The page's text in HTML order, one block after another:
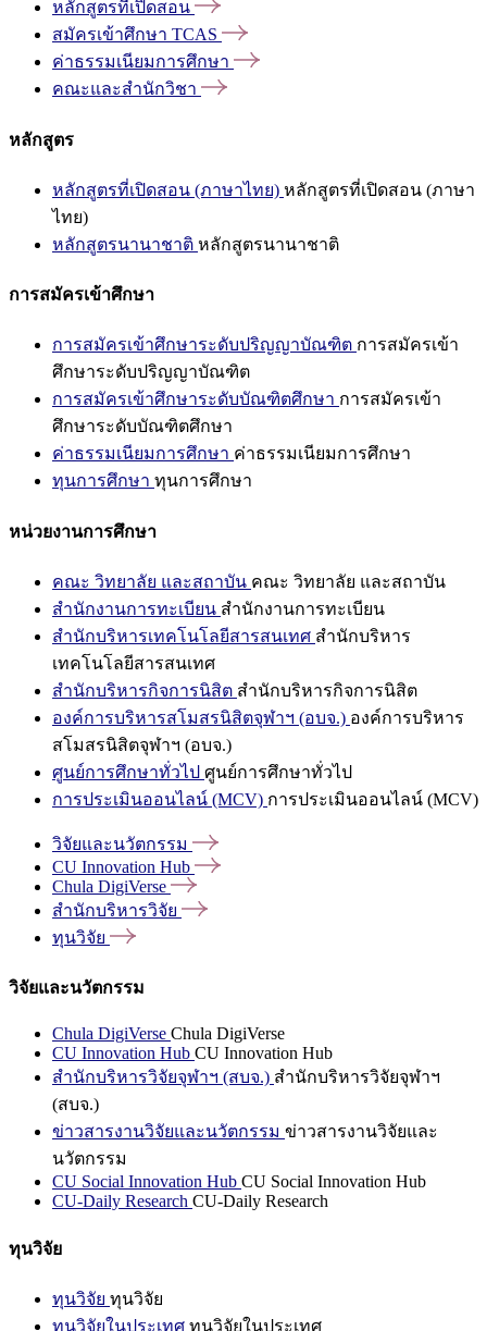
หลักสูตรที่เปิดสอน
สมัครเข้าศึกษา TCAS
ค่าธรรมเนียมการศึกษา
คณะและสำนักวิชา
หลักสูตร
หลักสูตรที่เปิดสอน (ภาษาไทย) หลักสูตรที่เปิดสอน (ภาษา
ไทย)
หลักสูตรนานาชาติ หลักสูตรนานาชาติ
การสมัครเข้าศึกษา
การสมัครเข้าศึกษาระดับปริญญาบัณฑิต การสมัครเข้า
ศึกษาระดับปริญญาบัณฑิต
การสมัครเข้าศึกษาระดับบัณฑิตศึกษา การสมัครเข้า
ศึกษาระดับบัณฑิตศึกษา
ค่าธรรมเนียมการศึกษา ค่าธรรมเนียมการศึกษา
ทุนการศึกษา ทุนการศึกษา
หน่วยงานการศึกษา
คณะ วิทยาลัย และสถาบัน คณะ วิทยาลัย และสถาบัน
สำนักงานการทะเบียน สำนักงานการทะเบียน
สำนักบริหารเทคโนโลยีสารสนเทศ สำนักบริหาร
เทคโนโลยีสารสนเทศ
สำนักบริหารกิจการนิสิต สำนักบริหารกิจการนิสิต
องค์การบริหารสโมสรนิสิตจุฬาฯ (อบจ.) องค์การบริหาร
สโมสรนิสิตจุฬาฯ (อบจ.)
ศูนย์การศึกษาทั่วไป ศูนย์การศึกษาทั่วไป
การประเมินออนไลน์ (MCV) การประเมินออนไลน์ (MCV)
วิจัยและนวัตกรรม
CU Innovation Hub
Chula DigiVerse
สำนักบริหารวิจัย
ทุนวิจัย
วิจัยและนวัตกรรม
Chula DigiVerse Chula DigiVerse
CU Innovation Hub CU Innovation Hub
สำนักบริหารวิจัยจุฬาฯ (สบจ.) สำนักบริหารวิจัยจุฬาฯ
(สบจ.)
ข่าวสารงานวิจัยและนวัตกรรม ข่าวสารงานวิจัยและ
นวัตกรรม
CU Social Innovation Hub CU Social Innovation Hub
CU-Daily Research CU-Daily Research
ทุนวิจัย
ทุนวิจัย ทุนวิจัย
ทุนวิจัยในประเทศ ทุนวิจัยในประเทศ